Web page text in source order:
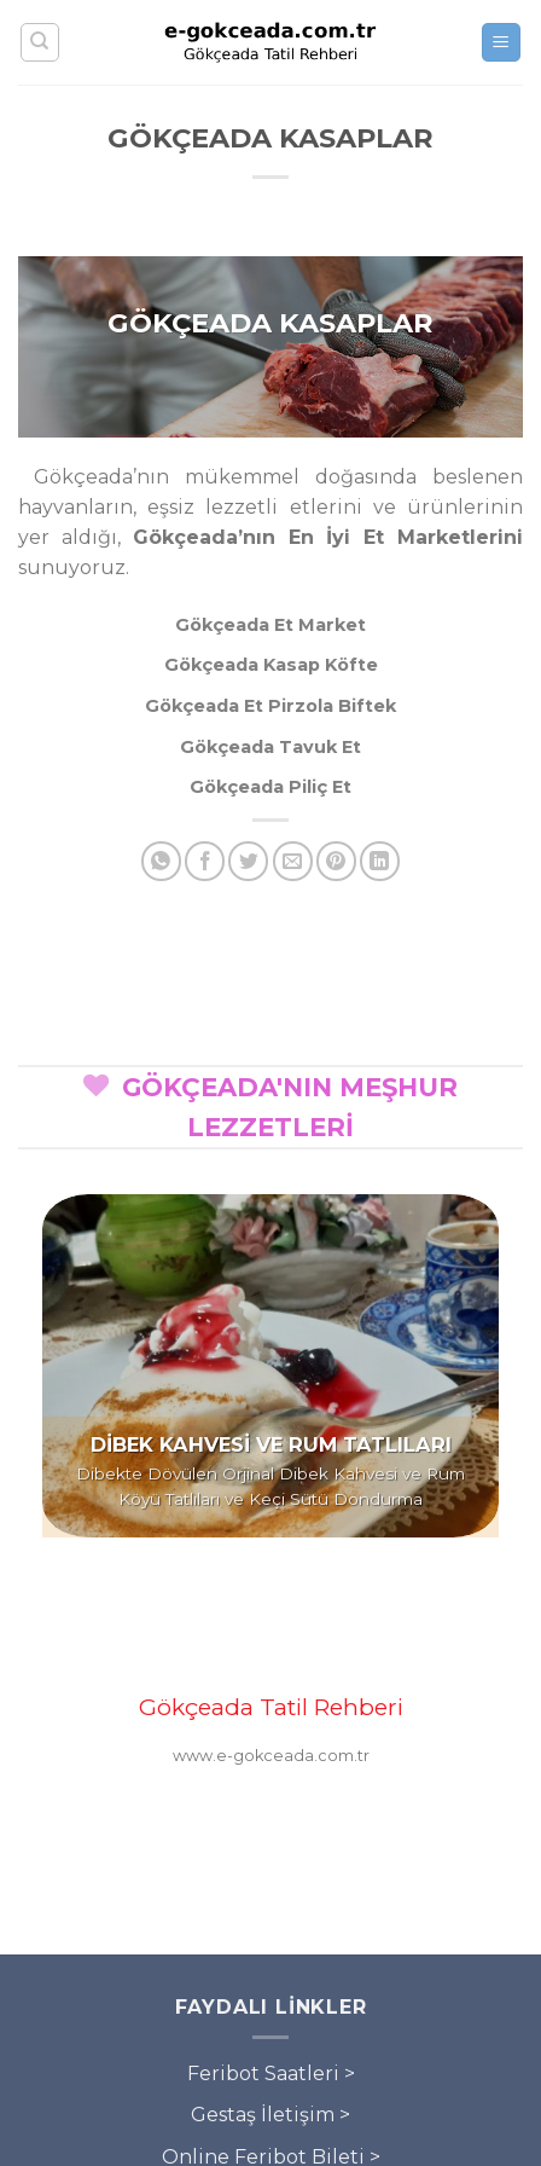
GÖKÇEADA KASAPLAR
GÖKÇEADA KASAPLAR
Gökçeada’nın mükemmel doğasında beslenen
hayvanların, eşsiz lezzetli etlerini ve ürünlerinin
yer aldığı, Gökçeada’nın En İyi Et Marketlerini
sunuyoruz.
Gökçeada Et Market
Gökçeada Kasap Köfte
Gökçeada Et Pirzola Biftek
Gökçeada Tavuk Et
Gökçeada Piliç Et
GÖKÇEADA'NIN MEŞHUR
LEZZETLERİ
DİBEK KAHVESİ VE RUM TATLILARI
Dibekte Dövülen Orjinal Dibek Kahvesi ve Rum
Köyü Tatlıları ve Keçi Sütü Dondurma
Gökçeada Tatil Rehberi
www.e-gokceada.com.tr
FAYDALI LINKLER
Feribot Saatleri >
Gestaş İletişim >
Online Feribot Bileti >